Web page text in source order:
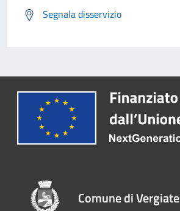
Segnala disservizio
Comune di Vergiate